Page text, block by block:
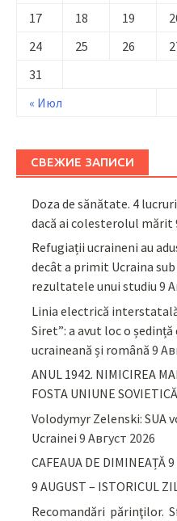
« Июл
17
18 19
24
25 26
31
СВЕЖИЕ ЗАПИСИ
Doza de sănătate. 4
dacă ai colesterolul mărit
Refugiații ucraineni au
decât a primit Ucraina
rezultatele unui studiu 9
Linia electrică interstatală
Siret”: a avut loc o
ucraineană și română 9
ANUL 1942. NIMICIREA
FOSTA UNIUNE
Volodymyr Zelenski: SUA
Ucrainei 9 Август 2026
CAFEAUA DE DIMINEAȚĂ
9 AUGUST – ISTORICUL
Recomandări părinţilor.